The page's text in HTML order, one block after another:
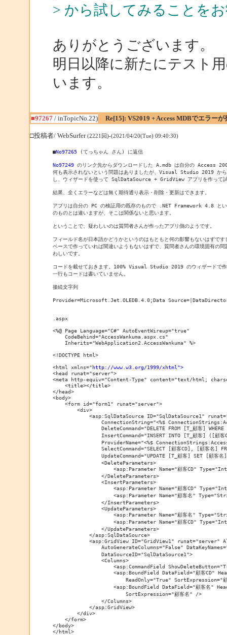
> から試してみることを
ありがとうございます。
明日以降に新たにテスト
います。
■97267/ inTopicNo.22) Re[15]: VS2019 + Access MDBでエラーが
□投稿者/ WebSurfer(2221回)-(2021/04/20(Tue) 09:40:30)
■No97265 (てっちゃん さん) に返信
No97249 のリンク先からダウンロードした A.mdb は自分の Access
何も表示されないという問題はありましたが、Visual Studio 2019 か
し、ウィザードを使って SqlDataSource + GridView アプリを作って試
結果、全くエラーなどは無く期待通り表示・削除・更新はできます。
アプリは自分の PC の検証用の既存のもので .NET Framework 4.8 とい
のものとは違いますが、そこは関係ないと思います。
ということで、疑わしいのは質問者さんが作ったアプリ側のようです。
フィールド名が日本語かどうかというのはもともと何の影響もないはずです
ベースで作っていれば間違いようもないはずで、質問者さんの環境固有の問
わしいです。
コードを載せておきます。100% Visual Studio 2019 のウィザードで作
一行もコードは書いていません。
接続文字列
Provider=Microsoft.Jet.OLEDB.4.0;Data
.aspx
<%@ Page Language="C#" AutoEventWireup="true"
    CodeBehind="AccessWankuma.aspx.cs"
    Inherits="WebApplication2.AccessWankuma" %>
<!DOCTYPE html>
<html xmlns="http://www.w3.org/1999/xhtml">
<head runat="server">
<meta http-equiv="Content-Type" content="text/html;
    <title></title>
</head>
<body>
    <form id="form1" runat="server">
        <div>
<asp:SqlDataSource ID="SqlDataSource1"
ConnectionString="<%$
DeleteCommand="DELETE FROM [T_顧客] WHERE
InsertCommand="INSERT INTO [T_顧客] ([顧
ProviderName="<%$
SelectCommand="SELECT [顧客CD], [顧客名]
UpdateCommand="UPDATE [T_顧客] SET [顧客名
                <DeleteParameters>
<asp:Parameter Name="顧客CD"
                </DeleteParameters>
                <InsertParameters>
<asp:Parameter Name="顧客CD"
<asp:Parameter Name="顧客名"
                </InsertParameters>
                <UpdateParameters>
<asp:Parameter Name="顧客名"
<asp:Parameter Name="顧客CD"
                </UpdateParameters>
            </asp:SqlDataSource>
<asp:GridView ID="GridView1" runat="server"
AutoGenerateColumns="False"
                DataSourceID="SqlDataSource1">
                <Columns>
<asp:CommandField
<asp:BoundField DataField="顧客CD"
ReadOnly="True" SortExpression="
<asp:BoundField DataField="顧客名"
                        SortExpression="顧客名" />
                </Columns>
            </asp:GridView>
        </div>
    </form>
</body>
</html>